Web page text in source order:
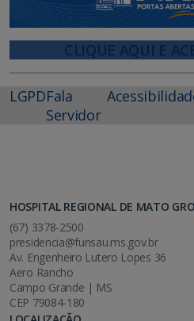
CLIQUE AQUI E
LGPDFala
Servidor
HOSPITAL REGIONAL DE MATO
(67) 3378-2500
presidencia@funsau.ms.gov.br
Av. Engenheiro Lutero Lopes 36
Aero Rancho
Campo Grande | MS
CEP 79084-180